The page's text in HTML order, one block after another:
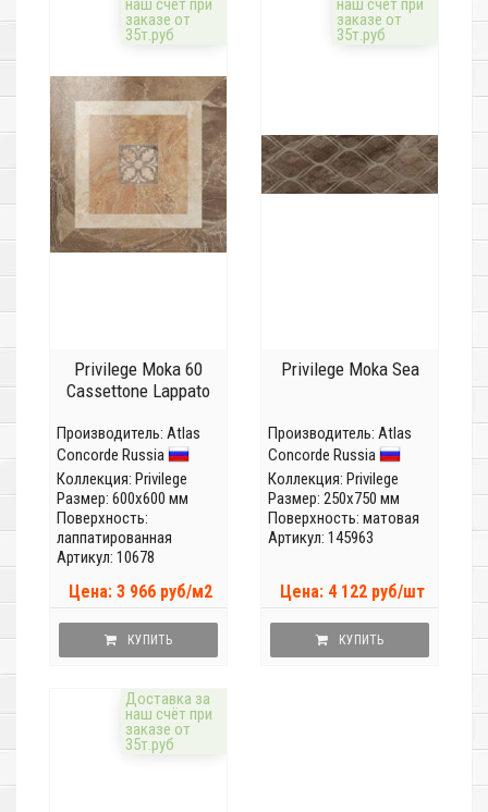
наш счёт при
заказе от
35т.руб
Privilege Moka 60
Cassettone Lappato
Производитель: Atlas
Concorde Russia
Коллекция: Privilege
Размер: 600x600 мм
Поверхность:
лаппатированная
Артикул: 10678
Цена: 3 966 руб/м2
КУПИТЬ
наш счёт при
заказе от
35т.руб
Privilege Moka Sea
Производитель: Atlas
Concorde Russia
Коллекция: Privilege
Размер: 250x750 мм
Поверхность: матовая
Артикул: 145963
Цена: 4 122 руб/шт
КУПИТЬ
Доставка за
наш счёт при
заказе от
35т.руб